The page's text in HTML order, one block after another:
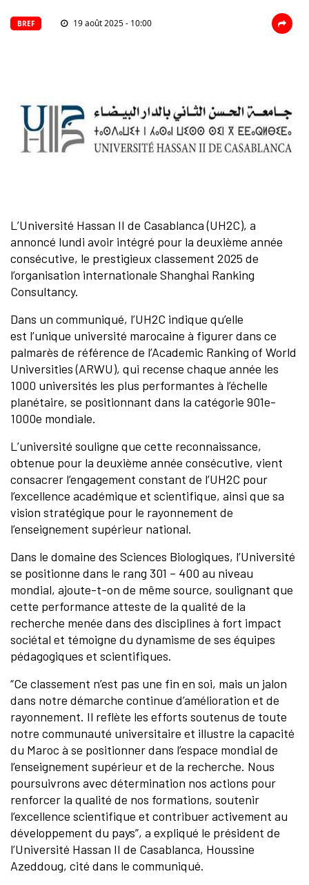
BREF 19 août 2025 - 10:00
L’Université Hassan II de Casablanca (UH2C), a
annoncé lundi avoir intégré pour la deuxième année
consécutive, le prestigieux classement 2025 de
l’organisation internationale Shanghai Ranking
Consultancy.
Dans un communiqué, l’UH2C indique qu’elle
est l’unique université marocaine à figurer dans ce
palmarès de référence de l’Academic Ranking of World
Universities (ARWU), qui recense chaque année les
1000 universités les plus performantes à l’échelle
planétaire, se positionnant dans la catégorie 901e-
1000e mondiale.
L’université souligne que cette reconnaissance,
obtenue pour la deuxième année consécutive, vient
consacrer l’engagement constant de l’UH2C pour
l’excellence académique et scientifique, ainsi que sa
vision stratégique pour le rayonnement de
l’enseignement supérieur national.
Dans le domaine des Sciences Biologiques, l’Université
se positionne dans le rang 301 – 400 au niveau
mondial, ajoute-t-on de même source, soulignant que
cette performance atteste de la qualité de la
recherche menée dans des disciplines à fort impact
sociétal et témoigne du dynamisme de ses équipes
pédagogiques et scientifiques.
“Ce classement n’est pas une fin en soi, mais un jalon
dans notre démarche continue d’amélioration et de
rayonnement. Il reflète les efforts soutenus de toute
notre communauté universitaire et illustre la capacité
du Maroc à se positionner dans l’espace mondial de
l’enseignement supérieur et de la recherche. Nous
poursuivrons avec détermination nos actions pour
renforcer la qualité de nos formations, soutenir
l’excellence scientifique et contribuer activement au
développement du pays”, a expliqué le président de
l’Université Hassan II de Casablanca, Houssine
Azeddoug, cité dans le communiqué.